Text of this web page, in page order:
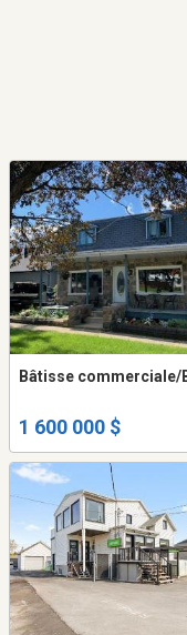
Bâtisse commerciale/
1 600 000 $